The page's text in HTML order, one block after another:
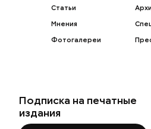
Статьи
Мнения
Фотогалереи
Подписка на печатные
издания